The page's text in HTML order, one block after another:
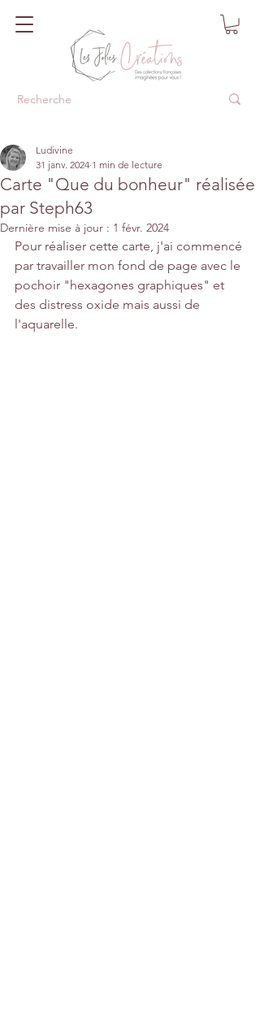
Carte "Que du bonheur" réalisée
par Steph63
Ludivine
31 janv. 2024 1 min de lecture
Dernière mise à jour : 1 févr. 2024
Pour réaliser cette carte, j'ai commencé
par travailler mon fond de page avec le
pochoir "hexagones graphiques" et
des distress oxide mais aussi de
l'aquarelle.